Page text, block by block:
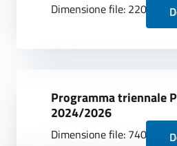
Dimensione file: 220.97 KB
Programma triennale
2024/2026
Dimensione file: 740.88 KB